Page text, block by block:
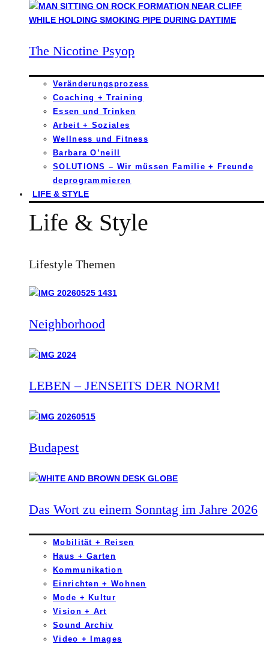
The Nicotine Psyop
Veränderungsprozess
Coaching + Training
Essen und Trinken
Arbeit + Soziales
Wellness und Fitness
Barbara O’neill
SOLUTIONS – Wir müssen Familie + Freunde
deprogrammieren
LIFE & STYLE
Life & Style
Lifestyle Themen
Neighborhood
LEBEN – JENSEITS DER NORM!
Budapest
Das Wort zu einem Sonntag im Jahre 2026
Mobilität + Reisen
Haus + Garten
Kommunikation
Einrichten + Wohnen
Mode + Kultur
Vision + Art
Sound Archiv
Video + Images